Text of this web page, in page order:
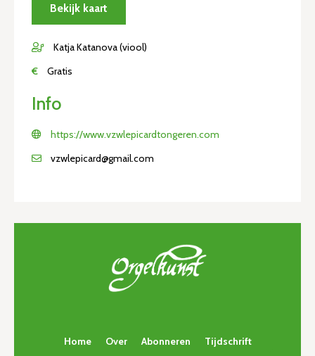
Bekijk kaart
Katja Katanova (viool)
€
Gratis
Info
https://www.vzwlepicardtongeren.com
vzwlepicard@gmail.com
Home Over Abonneren Tijdschrift